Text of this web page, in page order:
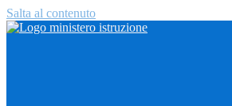
Salta al contenuto